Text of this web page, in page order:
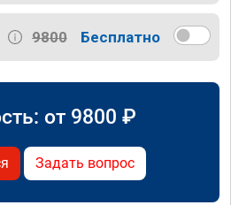
9800 Бесплатно
от 9800 ₽
Задать вопрос